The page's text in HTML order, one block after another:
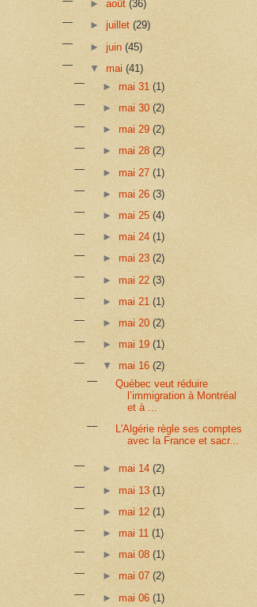
►août(36)
►juillet(29)
►juin(45)
▼mai(41)
► mai 31 (1)
► mai 30 (2)
► mai 29 (2)
► mai 28 (2)
► mai 27 (1)
► mai 26 (3)
► mai 25 (4)
► mai 24 (1)
► mai 23 (2)
► mai 22 (3)
► mai 21 (1)
► mai 20 (2)
► mai 19 (1)
▼ mai 16 (2)
Québec veut réduire
l’immigration à Montréal
et à ...
L'Algérie règle ses comptes
avec la France et sacr...
► mai 14 (2)
► mai 13 (1)
► mai 12 (1)
► mai 11 (1)
► mai 08 (1)
► mai 07 (2)
► mai 06 (1)